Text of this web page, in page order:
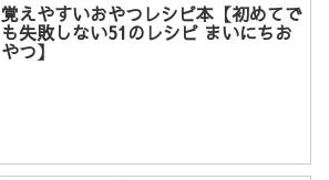
覚えやすいおやつレシピ本【初めてで
も失敗しない51のレシピ まいにちお
やつ】